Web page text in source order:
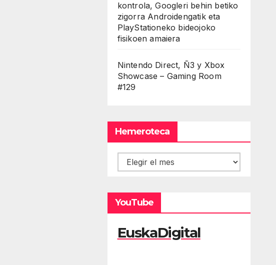
kontrola, Googleri behin betiko
zigorra Androidengatik eta
PlayStationeko bideojoko
fisikoen amaiera
Nintendo Direct, Ñ3 y Xbox
Showcase – Gaming Room
#129
Hemeroteca
Hemeroteca
YouTube
EuskaDigital